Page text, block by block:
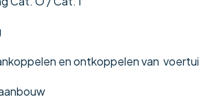
en ontkoppelen van